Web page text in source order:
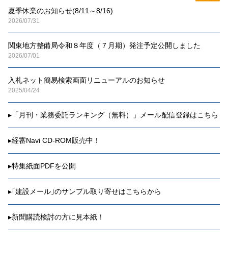
夏季休業のお知らせ(8/11～8/16)
2026/07/31
関東地方整備局令和８年度（７月期）発注予定公開しました
2026/07/01
入札ネット簡易検索画面リニューアルのお知らせ
2025/04/24
▸ 「月刊・業務委託ランキング（無料）」メール配信登録はこちら
▸経審Navi CD-ROM販売中！
▸特集紙面PDFを公開
▸ ｢建設メール｣のサンプル取り寄せはこちらから
▸新聞購読検討の方に見本紙！